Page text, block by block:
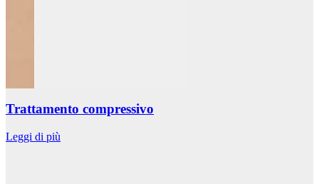
Trattamento compressivo
Leggi di più